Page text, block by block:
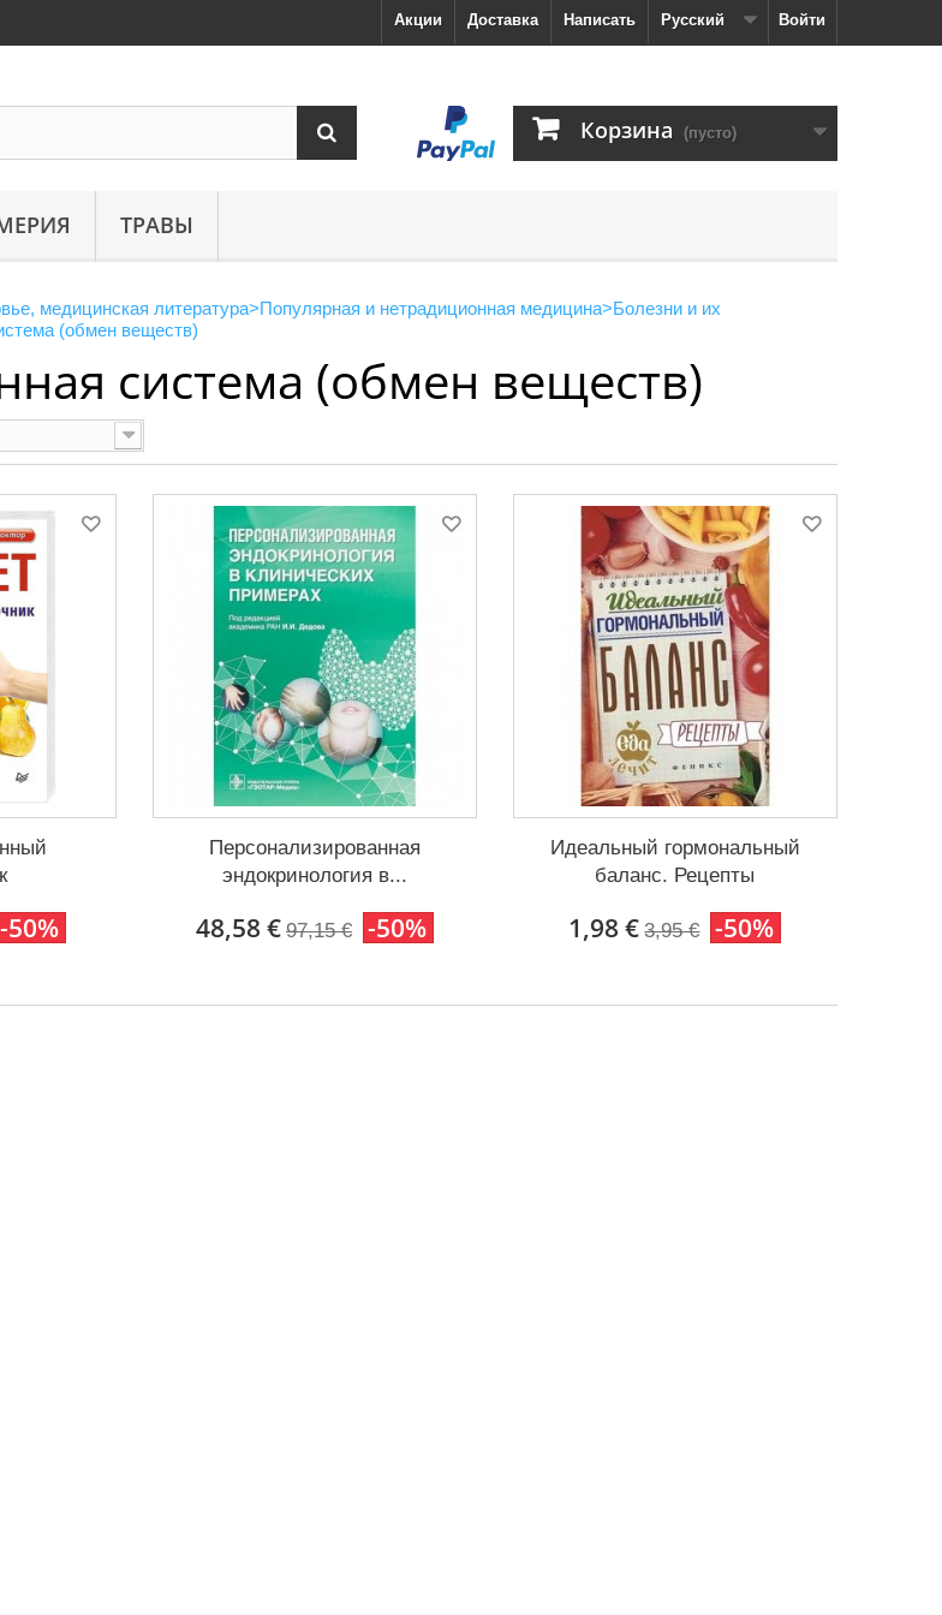
Войти
Русский
Написать
Доставка
Акции
Корзина (пусто)
ТРАВЫ
медицинская литература>Популярная и нетрадиционная медицина>Болезни и их
(обмен веществ)
система (обмен веществ)
-50%
Персонализированная
эндокринология в...
48,58 € 97,15 € -50%
Идеальный гормональный
баланс. Рецепты
1,98 € 3,95 € -50%